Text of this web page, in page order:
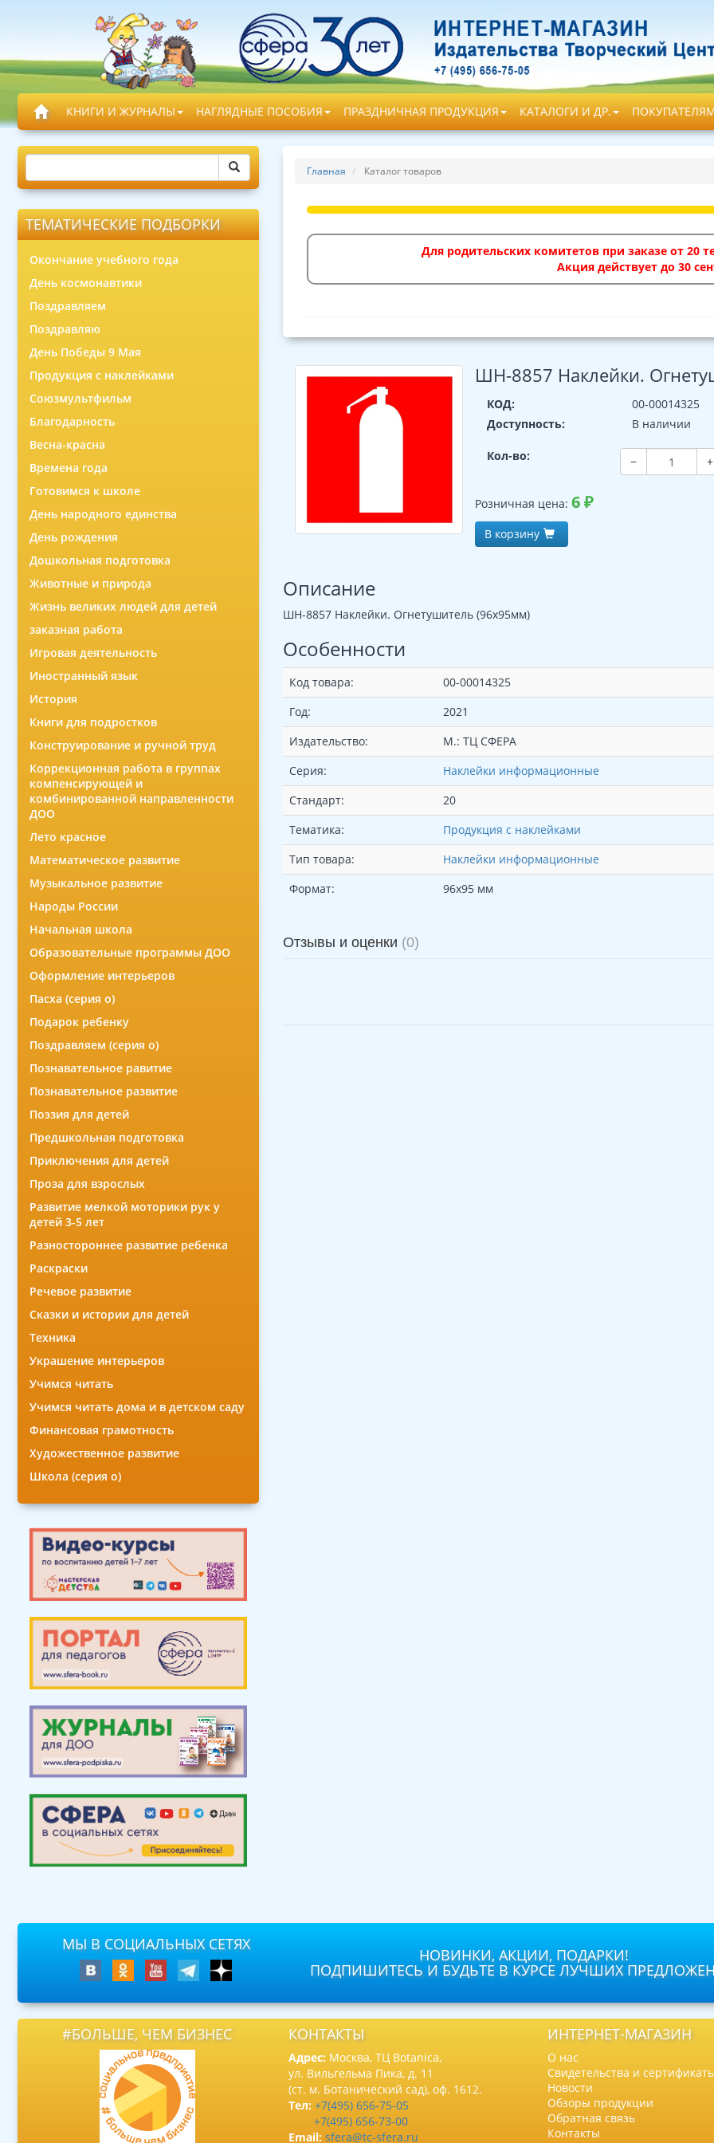
КНИГИ И ЖУРНАЛЫ НАГЛЯДНЫЕ ПОСОБИЯ ПРАЗДНИЧНАЯ ПРОДУКЦИЯ КАТАЛОГИ И ДР.
ТЕМАТИЧЕСКИЕ ПОДБОРКИ
Окончание учебного года
День космонавтики
Поздравляем
Поздравляю
День Победы 9 Мая
Продукция с наклейками
Союзмультфильм
Благодарность
Весна-красна
Времена года
Готовимся к школе
День народного единства
День рождения
Дошкольная подготовка
Животные и природа
Жизнь великих людей для детей
заказная работа
Игровая деятельность
Иностранный язык
История
Книги для подростков
Конструирование и ручной труд
Коррекционная работа в группах
компенсирующей и
комбинированной направленности
ДОО
Лето красное
Математическое развитие
Музыкальное развитие
Народы России
Начальная школа
Образовательные программы ДОО
Оформление интерьеров
Пасха (серия о)
Подарок ребенку
Поздравляем (серия о)
Познавательное равитие
Познавательное развитие
Поэзия для детей
Предшкольная подготовка
Приключения для детей
Проза для взрослых
Развитие мелкой моторики рук у
детей 3-5 лет
Разностороннее развитие ребенка
Раскраски
Речевое развитие
Сказки и истории для детей
Техника
Украшение интерьеров
Учимся читать
Учимся читать дома и в детском саду
Финансовая грамотность
Художественное развитие
Школа (серия о)
Главная Каталог товаров
Для родительских комитетов при заказе от 20
Акция действует до 30
ШН-8857 Наклейки.
КОД:
00-00014325
Доступность:
В наличии
Кол-во: − +
Розничная цена:6₽
В корзину
Описание
ШН-8857 Наклейки. Огнетушитель (96х95мм)
Особенности
Код товара:
00-00014325
Год:
2021
Издательство:
М.: ТЦ СФЕРА
Серия:
Наклейки информационные
Стандарт:
20
Тематика:
Продукция с наклейками
Тип товара:
Наклейки информационные
Формат:
96х95 мм
Отзывы и оценки (0)
МЫ В СОЦИАЛЬНЫХ СЕТЯХ
НОВИНКИ, АКЦИИ, ПОДАРКИ!
ПОДПИШИТЕСЬ И БУДЬТЕ В КУРСЕ ЛУЧШИХ
#БОЛЬШЕ, ЧЕМ БИЗНЕС КОНТАКТЫ
Адрес: Москва, ТЦ Botanica,
ул. Вильгельма Пика, д. 11
(ст. м. Ботанический сад), оф. 1612.
Тел: +7(495) 656-75-05
+7(495) 656-73-00
Email: sfera@tc-sfera.ru
ИНТЕРНЕТ-МАГАЗИН
О нас
Свидетельства и
Новости
Обзоры продукции
Обратная связь
Контакты